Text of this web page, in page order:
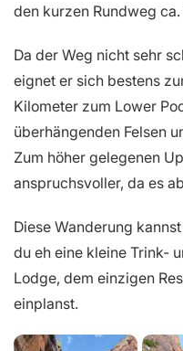
den kurzen Rundweg
Da der Weg nicht sehr
eignet er sich bestens
Kilometer zum Lower
überhängenden Felsen
Zum höher gelegenen
anspruchsvoller, da es
Diese Wanderung
du eh eine kleine Trink-
Lodge, dem einzigen
einplanst.